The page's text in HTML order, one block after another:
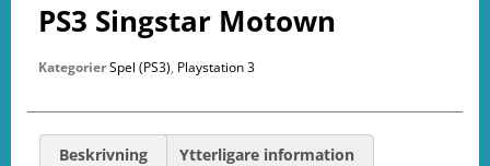
PS3 Singstar Motown
KategorierSpel (PS3), Playstation 3
Beskrivning Ytterligare information